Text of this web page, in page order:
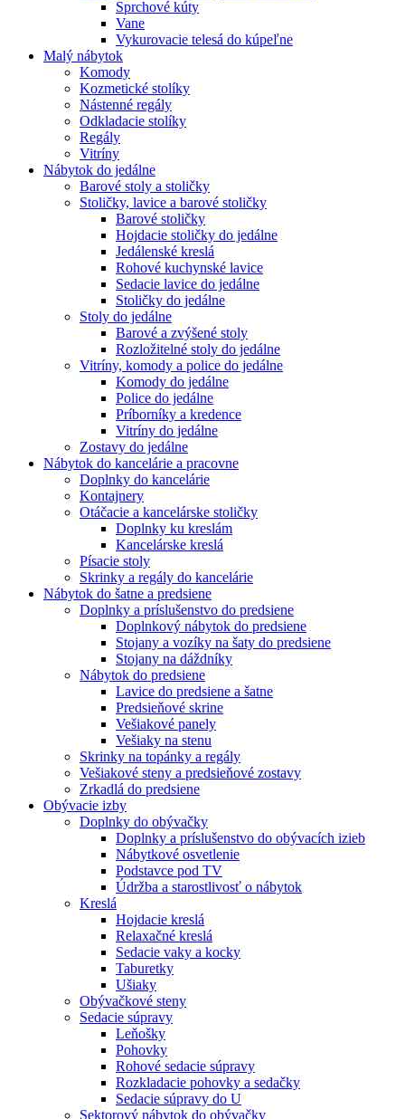
Sprchové kúty
Vane
Vykurovacie telesá do kúpeľne
Malý nábytok
Komody
Kozmetické stolíky
Nástenné regály
Odkladacie stolíky
Regály
Vitríny
Nábytok do jedálne
Barové stoly a stoličky
Stoličky, lavice a barové stoličky
Barové stoličky
Hojdacie stoličky do jedálne
Jedálenské kreslá
Rohové kuchynské lavice
Sedacie lavice do jedálne
Stoličky do jedálne
Stoly do jedálne
Barové a zvýšené stoly
Rozložitelné stoly do jedálne
Vitríny, komody a police do jedálne
Komody do jedálne
Police do jedálne
Príborníky a kredence
Vitríny do jedálne
Zostavy do jedálne
Nábytok do kancelárie a pracovne
Doplnky do kancelárie
Kontajnery
Otáčacie a kancelárske stoličky
Doplnky ku kreslám
Kancelárske kreslá
Písacie stoly
Skrinky a regály do kancelárie
Nábytok do šatne a predsiene
Doplnky a príslušenstvo do predsiene
Doplnkový nábytok do predsiene
Stojany a vozíky na šaty do predsiene
Stojany na dáždníky
Nábytok do predsiene
Lavice do predsiene a šatne
Predsieňové skrine
Vešiakové panely
Vešiaky na stenu
Skrinky na topánky a regály
Vešiakové steny a predsieňové zostavy
Zrkadlá do predsiene
Obývacie izby
Doplnky do obývačky
Doplnky a príslušenstvo do obývacích izieb
Nábytkové osvetlenie
Podstavce pod TV
Údržba a starostlivosť o nábytok
Kreslá
Hojdacie kreslá
Relaxačné kreslá
Sedacie vaky a kocky
Taburetky
Ušiaky
Obývačkové steny
Sedacie súpravy
Leňošky
Pohovky
Rohové sedacie súpravy
Rozkladacie pohovky a sedačky
Sedacie súpravy do U
Sektorový nábytok do obývačky